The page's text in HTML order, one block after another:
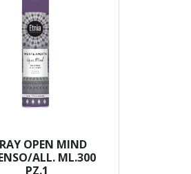
OPEN MIND
ALL. ML.300
PZ.1